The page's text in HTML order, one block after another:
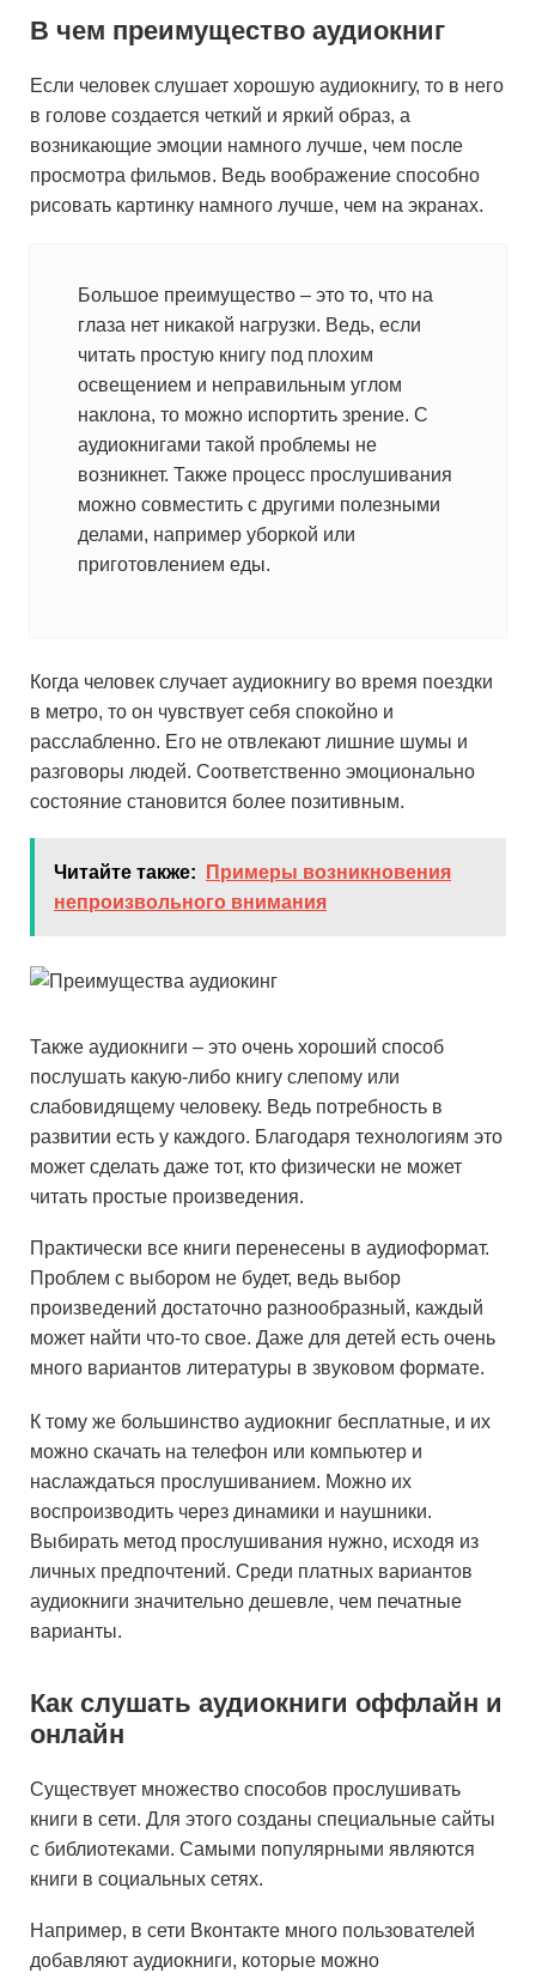
В чем преимущество аудиокниг
Если человек слушает хорошую аудиокнигу, то в него
в голове создается четкий и яркий образ, а
возникающие эмоции намного лучше, чем после
просмотра фильмов. Ведь воображение способно
рисовать картинку намного лучше, чем на экранах.
Большое преимущество – это то, что на
глаза нет никакой нагрузки. Ведь, если
читать простую книгу под плохим
освещением и неправильным углом
наклона, то можно испортить зрение. С
аудиокнигами такой проблемы не
возникнет. Также процесс прослушивания
можно совместить с другими полезными
делами, например уборкой или
приготовлением еды.
Когда человек случает аудиокнигу во время поездки
в метро, то он чувствует себя спокойно и
расслабленно. Его не отвлекают лишние шумы и
разговоры людей. Соответственно эмоционально
состояние становится более позитивным.
Читайте также:
Примеры возникновения
непроизвольного внимания
Также аудиокниги – это очень хороший способ
послушать какую-либо книгу слепому или
слабовидящему человеку. Ведь потребность в
развитии есть у каждого. Благодаря технологиям это
может сделать даже тот, кто физически не может
читать простые произведения.
Практически все книги перенесены в аудиоформат.
Проблем с выбором не будет, ведь выбор
произведений достаточно разнообразный, каждый
может найти что-то свое. Даже для детей есть очень
много вариантов литературы в звуковом формате.
К тому же большинство аудиокниг бесплатные, и их
можно скачать на телефон или компьютер и
наслаждаться прослушиванием. Можно их
воспроизводить через динамики и наушники.
Выбирать метод прослушивания нужно, исходя из
личных предпочтений. Среди платных вариантов
аудиокниги значительно дешевле, чем печатные
варианты.
Как слушать аудиокниги оффлайн и
онлайн
Существует множество способов прослушивать
книги в сети. Для этого созданы специальные сайты
с библиотеками. Самыми популярными являются
книги в социальных сетях.
Например, в сети Вконтакте много пользователей
добавляют аудиокниги, которые можно